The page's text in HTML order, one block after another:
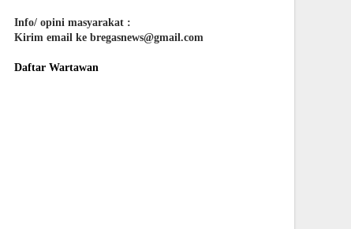
Info/ opini masyarakat :
Kirim email ke bregasnews@gmail.com
Daftar Wartawan